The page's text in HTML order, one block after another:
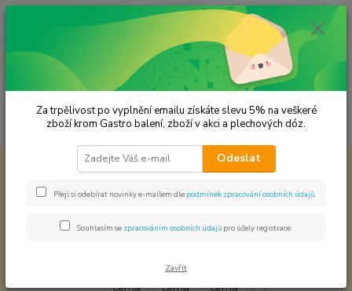
Menu
Hledat
ks
za 0,00 Kč
Premium koření Hořčice černá Prémiová kvalita
Hořčice černá Prémiová kvalita
Za trpělivost po vyplnění emailu získáte slevu 5% na veškeré
zboží krom Gastro balení, zboží v akci a plechových dóz.
Odeslat
Přeji si odebírat novinky e-mailem dle podmínek zpracování osobních údajů
Souhlasím se zpracováním osobních údajů pro účely registrace.
Zavřít